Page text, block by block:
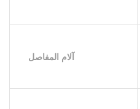
آلام المفاصل